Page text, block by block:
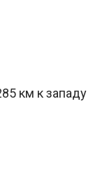
км к западу